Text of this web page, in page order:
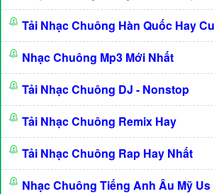
Tải Nhạc Chuông Hàn Quốc Hay
Nhạc Chuông Mp3 Mới Nhất
Tải Nhạc Chuông DJ - Nonstop
Tải Nhạc Chuông Remix Hay
Tải Nhạc Chuông Rap Hay Nhất
Nhạc Chuông Tiếng Anh Âu Mỹ Us